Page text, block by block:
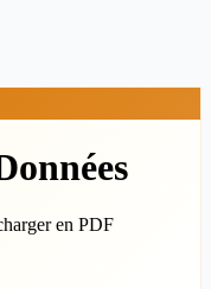
en PDF